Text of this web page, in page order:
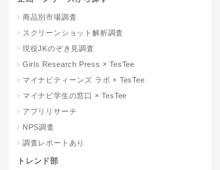
商品別市場調査
スクリーンショット解析調査
現役JKのぞき見調査
Girls Research Press × TesTee
マイナビティーンズ ラボ × TesTee
マイナビ学生の窓口 × TesTee
アプリリサーチ
NPS調査
調査レポートあり
トレンド部